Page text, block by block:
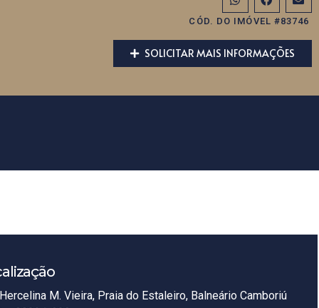
CÓD. DO IMÓVEL #83746
SOLICITAR MAIS INFORMAÇÕES
M. Vieira, Praia do Estaleiro, Balneário Camboriú